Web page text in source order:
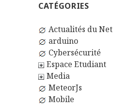
CATÉGORIES
Actualités du Net
arduino
Cybersécurité
Espace Etudiant
Media
MeteorJs
Mobile